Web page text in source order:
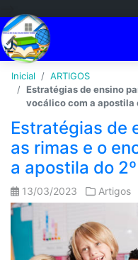
Inicial
ARTIGOS
Estratégias de ensino
vocálico com a apostila
Estratégias de
as rimas e o
a apostila do
13/03/2023 Artigos